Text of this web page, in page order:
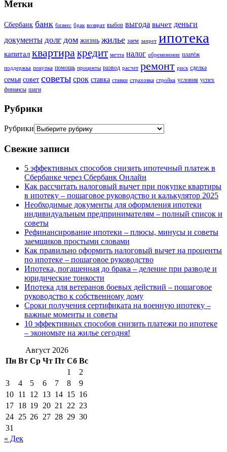
Метки
Сбербанк банк бизнес брак возврат выбор выгода вычет деньги
документы долг дом жизнь жилье заем запрет ипотека
капитал квартиракредит мечта налог обременение платёж
поддержка покупка помощь проценты развод расчет ремонт риск сделка
семья совет советы срок ставка ставки страховка стройка условия успех
финансы шаги
Рубрики
Рубрики
Свежие записи
5 эффективных способов снизить ипотечный платеж в
Сбербанке через Сбербанк Онлайн
Как рассчитать налоговый вычет при покупке квартиры
в ипотеку – пошаговое руководство и калькулятор 2025
Необходимые документы для оформления ипотеки
индивидуальным предпринимателям – полный список и
советы
Рефинансирование ипотеки – плюсы, минусы и советы
заемщиков простыми словами
Как правильно оформить налоговый вычет на проценты
по ипотеке – пошаговое руководство
Ипотека, погашенная до брака – деление при разводе и
юридические тонкости
Ипотека для ветеранов боевых действий – пошаговое
руководство к собственному дому
Сроки получения сертификата на военную ипотеку –
важные моменты и советы
10 эффективных способов снизить платежи по ипотеке
– экономьте на жилье сегодня!
Август 2026
Пн Вт Ср Чт Пт Сб Вс
1
2
3
4 5 6 7 8
9
10 11 12 13 14 15 16
17 18 19 20 21 22 23
24 25 26 27 28 29 30
31
« Дек